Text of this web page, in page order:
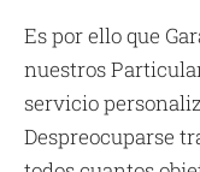
Es por ello que
nuestros
servicio
Despreocuparse